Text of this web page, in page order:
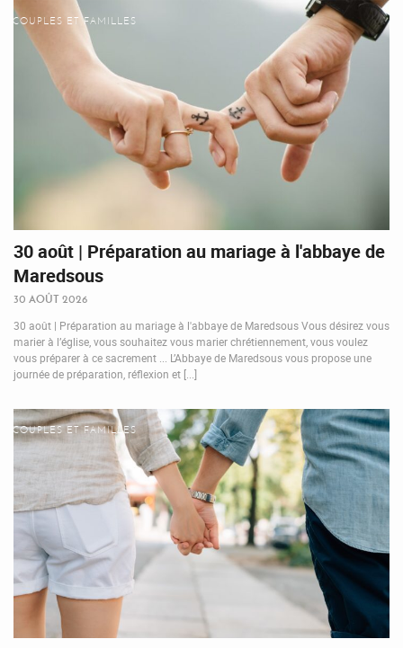
COUPLES ET FAMILLES
30 août | Préparation au mariage à l'abbaye de
Maredsous
30 AOÛT 2026
30 août | Préparation au mariage à l'abbaye de Maredsous Vous désirez vous
marier à l’église, vous souhaitez vous marier chrétiennement, vous voulez
vous préparer à ce sacrement ... L’Abbaye de Maredsous vous propose une
journée de préparation, réflexion et [...]
COUPLES ET FAMILLES